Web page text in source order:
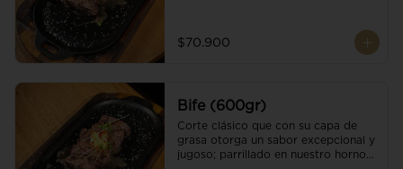
cristales de sal y mantequilla de ajo
y pimientos. Una guarnición a
$70.900
Bife (600gr)
Corte clásico que con su capa de
grasa otorga un sabor excepcional y
jugoso; parrillado en nuestro horno